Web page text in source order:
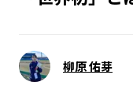
福島エリア
栃木エリア
埼玉エリア
東京23区エリア
柳原 佑芽